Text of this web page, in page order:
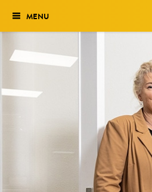
Verkiezing
Genomineerden 2027
MENU